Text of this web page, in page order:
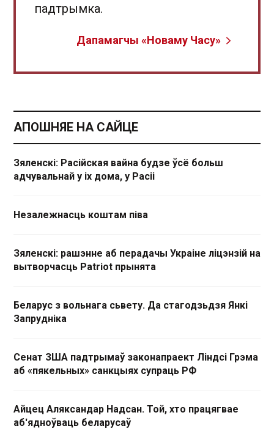
падтрымка.
Дапамагчы «Новаму Часу»
АПОШНЯЕ НА САЙЦЕ
Зяленскі: Расійская вайна будзе ўсё больш
адчувальнай у іх дома, у Расіі
Незалежнасць коштам піва
Зяленскі: рашэнне аб перадачы Украіне ліцэнзій на
вытворчасць Patriot прынята
Беларус з вольнага сьвету. Да стагодзьдзя Янкі
Запрудніка
Сенат ЗША падтрымаў законапраект Ліндсі Грэма
аб «пякельных» санкцыях супраць РФ
Айцец Аляксандар Надсан. Той, хто працягвае
аб'ядноўваць беларусаў